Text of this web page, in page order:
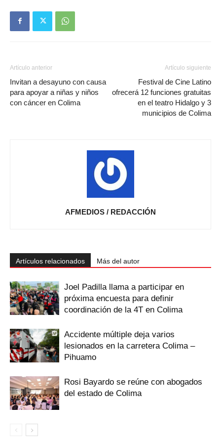
Artículo anterior
Invitan a desayuno con causa
para apoyar a niñas y niños
con cáncer en Colima
Artículo siguiente
Festival de Cine Latino
ofrecerá 12 funciones gratuitas
en el teatro Hidalgo y 3
municipios de Colima
AFMEDIOS / REDACCIÓN
Artículos relacionados Más del autor
Joel Padilla llama a participar en
próxima encuesta para definir
coordinación de la 4T en Colima
Accidente múltiple deja varios
lesionados en la carretera Colima –
Pihuamo
Rosi Bayardo se reúne con abogados
del estado de Colima